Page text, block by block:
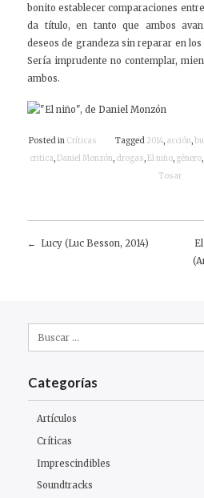
bonito establecer comparaciones
da título, en tanto que ambos
deseos de grandeza sin reparar en los
Sería imprudente no contemplar,
ambos.
Posted in Críticas Tagged 2014, acción,
critica,Daniel Monzón, drogas,El niño, género,
Tosar
entradas
Lucy (Luc Besson, 2014)
Buscar:
Categorías
Artículos
Críticas
Imprescindibles
Soundtracks